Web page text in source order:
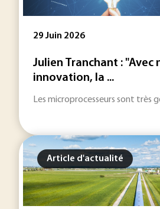
29 Juin 2026
Julien Tranchant : "Avec
innovation, la ...
Les microprocesseurs sont très
Article d'actualité